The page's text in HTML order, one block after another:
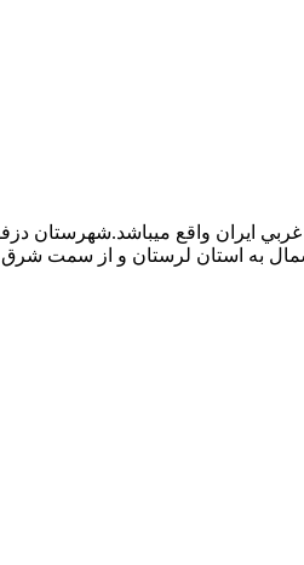
به استان لرستان و از سمت